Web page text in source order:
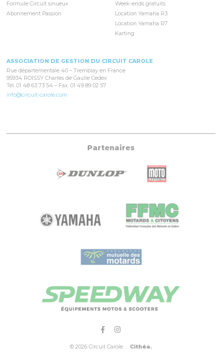
Formule Circuit sinueux
Abonnement Passion
Week-ends gratuits
Location Yamaha R3
Location Yamaha R7
Karting
ASSOCIATION DE GESTION DU CIRCUIT CAROLE
Rue départementale 40 – Tremblay en France
95934 ROISSY Charles de Gaulle Cedex
Tél. 01 48 63 73 54 – Fax. 01 49 89 02 57
info@circuit-carole.com
Partenaires
© 2026 Circuit Carole . Cithéa.